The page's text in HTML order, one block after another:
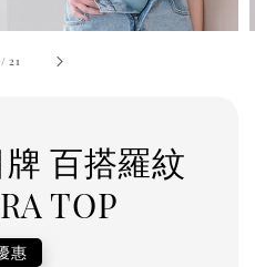
/21
百搭羅紋
TOP
惠